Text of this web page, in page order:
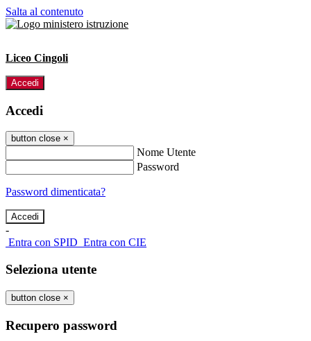
Salta al contenuto
Liceo Cingoli
Accedi
Accedi
button close ×
Nome Utente
Password
Password dimenticata?
-
Entra con SPID Entra con CIE
Seleziona utente
button close ×
Recupero password